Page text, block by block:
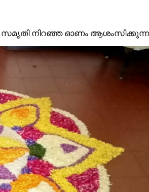
സമൃതി നിറഞ്ഞ ഓണം